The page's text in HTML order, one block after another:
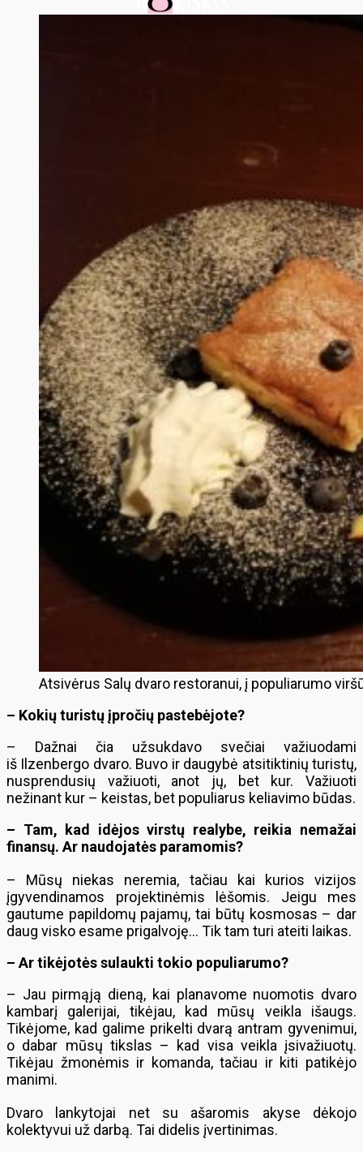
Atsivėrus Salų dvaro restoranui, į populiarumo
– Kokių turistų įpročių pastebėjote?
– Dažnai čia užsukdavo svečiai važiuodami
iš Ilzenbergo dvaro. Buvo ir daugybė atsitiktinių turistų,
nusprendusių važiuoti, anot jų, bet kur. Važiuoti
nežinant kur – keistas, bet populiarus keliavimo būdas.
– Tam, kad idėjos virstų realybe, reikia nemažai
finansų. Ar naudojatės paramomis?
– Mūsų niekas neremia, tačiau kai kurios vizijos
įgyvendinamos projektinėmis lėšomis. Jeigu mes
gautume papildomų pajamų, tai būtų kosmosas – dar
daug visko esame prigalvoję… Tik tam turi ateiti laikas.
– Ar tikėjotės sulaukti tokio populiarumo?
– Jau pirmąją dieną, kai planavome nuomotis dvaro
kambarį galerijai, tikėjau, kad mūsų veikla išaugs.
Tikėjome, kad galime prikelti dvarą antram gyvenimui,
o dabar mūsų tikslas – kad visa veikla įsivažiuotų.
Tikėjau žmonėmis ir komanda, tačiau ir kiti patikėjo
manimi.
Dvaro lankytojai net su ašaromis akyse dėkojo
kolektyvui už darbą. Tai didelis įvertinimas.